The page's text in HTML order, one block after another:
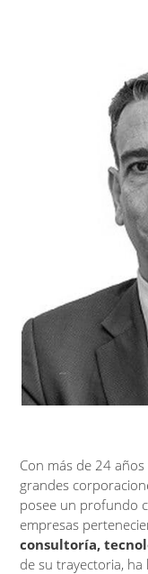
Con más de 24
grandes
posee un profundo
empresas
consultoría,
de su trayectoria,